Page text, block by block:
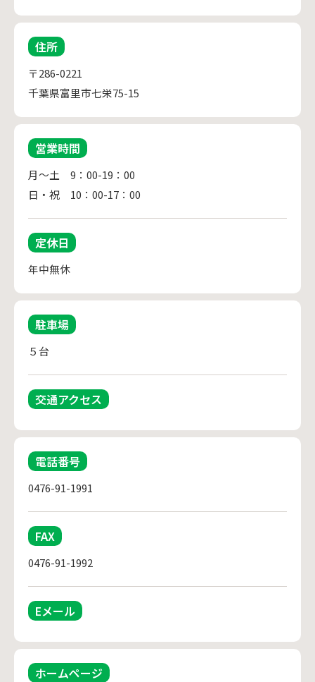
住所
〒286-0221
千葉県富里市七栄75-15
営業時間
月～土　9：00-19：00
日・祝　10：00-17：00
定休日
年中無休
駐車場
５台
交通アクセス
電話番号
0476-91-1991
FAX
0476-91-1992
Eメール
ホームページ